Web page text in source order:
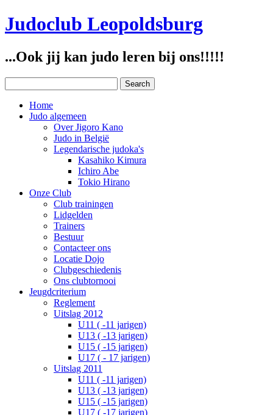
Judoclub Leopoldsburg
...Ook jij kan judo leren bij ons!!!!!
Home
Judo algemeen
Over Jigoro Kano
Judo in België
Legendarische judoka's
Kasahiko Kimura
Ichiro Abe
Tokio Hirano
Onze Club
Club trainingen
Lidgelden
Trainers
Bestuur
Contacteer ons
Locatie Dojo
Clubgeschiedenis
Ons clubtornooi
Jeugdcriterium
Reglement
Uitslag 2012
U11 ( -11 jarigen)
U13 ( -13 jarigen)
U15 ( -15 jarigen)
U17 ( - 17 jarigen)
Uitslag 2011
U11 ( -11 jarigen)
U13 ( -13 jarigen)
U15 ( -15 jarigen)
U17 ( -17 jarigen)